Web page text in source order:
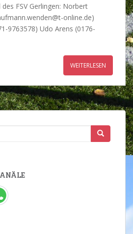
FSV Gerlingen: Norbert
online.de)
9763578) Udo Arens (0176-
WEITERLESEN